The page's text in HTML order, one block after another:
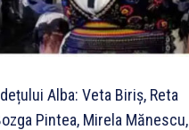
Alba: Veta Biriș, Reta
Pintea, Mirela Mănescu,